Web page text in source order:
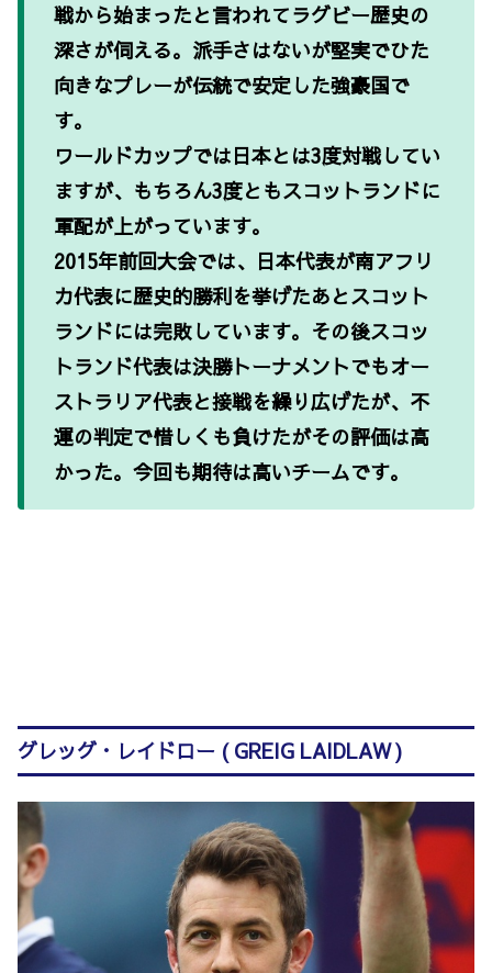
戦から始まったと言われてラグビー歴史の
深さが伺える。派手さはないが堅実でひた
向きなプレーが伝統で安定した強豪国で
す。
ワールドカップでは日本とは3度対戦してい
ますが、もちろん3度ともスコットランドに
軍配が上がっています。
2015年前回大会では、日本代表が南アフリ
カ代表に歴史的勝利を挙げたあとスコット
ランドには完敗しています。その後スコッ
トランド代表は決勝トーナメントでもオー
ストラリア代表と接戦を繰り広げたが、不
運の判定で惜しくも負けたがその評価は高
かった。今回も期待は高いチームです。
グレッグ・レイドロー ( GREIG LAIDLAW )